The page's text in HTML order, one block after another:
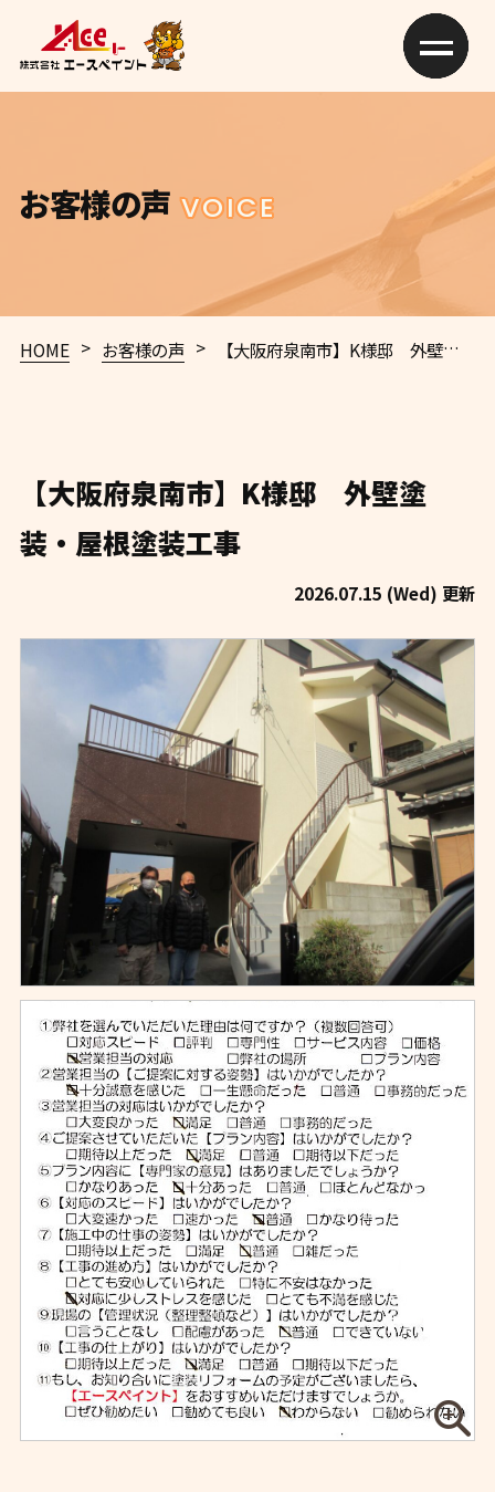
お客様の声 VOICE
HOME > お客様の声 > 【大阪府泉南市】K様邸 外壁塗装・屋根塗装工事
【大阪府泉南市】K様邸 外壁塗
装・屋根塗装工事
2026.07.15 (Wed) 更新